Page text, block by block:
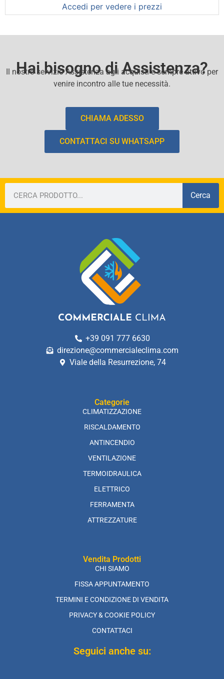
Accedi per vedere i prezzi
Hai bisogno di Assistenza?
Il nostro servizio Assistenza agli acquisti e sempre attivo per
venire incontro alle tue necessità.
CHIAMA ADESSO
CONTATTACI SU WHATSAPP
Cerca
+39 091 777 6630
direzione@commercialeclima.com
Viale della Resurrezione, 74
Categorie
CLIMATIZZAZIONE
RISCALDAMENTO
ANTINCENDIO
VENTILAZIONE
TERMOIDRAULICA
ELETTRICO
FERRAMENTA
ATTREZZATURE
Vendita Prodotti
CHI SIAMO
FISSA APPUNTAMENTO
TERMINI E CONDIZIONE DI VENDITA
PRIVACY & COOKIE POLICY
CONTATTACI
Seguici anche su: